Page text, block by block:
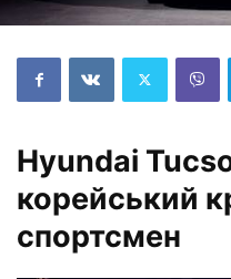
Hyundai
корейський
спортсмен